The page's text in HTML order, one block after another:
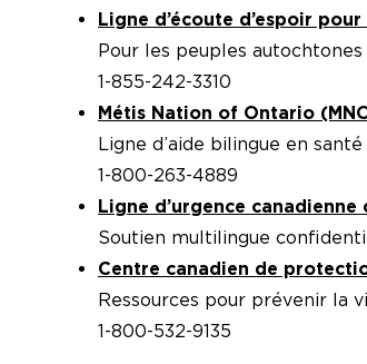
Ligne d’écoute d’espoir
Pour les peuples
1-855-242-3310
Métis Nation of Ontario
Ligne d’aide bilingue en
1-800-263-4889
Ligne d’urgence
Soutien multilingue
Centre canadien de
Ressources pour prévenir la
1-800-532-9135